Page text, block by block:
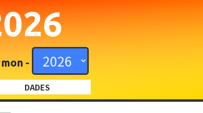
-
DADES